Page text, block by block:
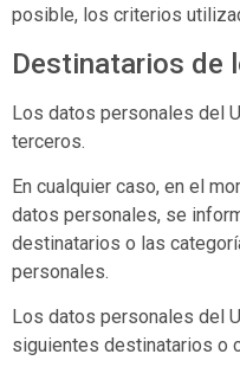
posible, los criterios
Destinatarios de
Los datos personales del
terceros.
En cualquier caso, en el
datos personales, se
destinatarios o las
personales.
Los datos personales del
siguientes destinatarios o